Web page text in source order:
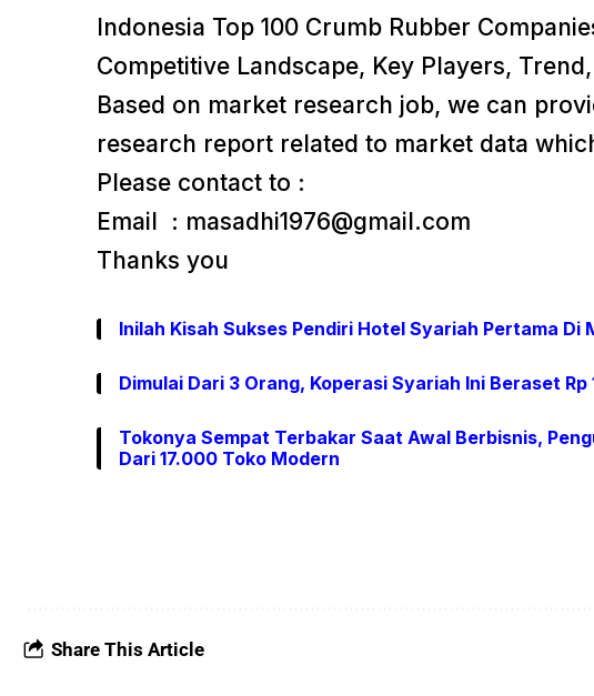
Indonesia Top 100 Crumb Rubber
Competitive Landscape, Key Players,
Based on market research job, we can
research report related to market data
Please contact to :
Email : masadhi1976@gmail.com
Thanks you
Inilah Kisah Sukses Pendiri Hotel Syariah Pertama Di
Dimulai Dari 3 Orang, Koperasi Syariah Ini Beraset Rp
Tokonya Sempat Terbakar Saat Awal Berbisnis,
Dari 17.000 Toko Modern
Share This Article